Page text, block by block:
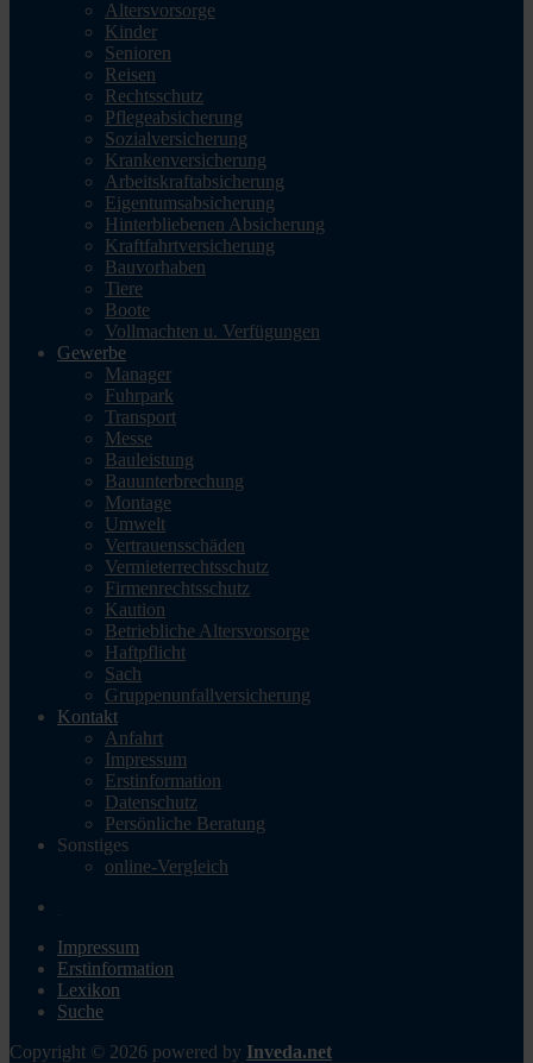
Altersvorsorge
Kinder
Senioren
Reisen
Rechtsschutz
Pflegeabsicherung
Sozialversicherung
Krankenversicherung
Arbeitskraftabsicherung
Eigentumsabsicherung
Hinterbliebenen Absicherung
Kraftfahrtversicherung
Bauvorhaben
Tiere
Boote
Vollmachten u. Verfügungen
Gewerbe
Manager
Fuhrpark
Transport
Messe
Bauleistung
Bauunterbrechung
Montage
Umwelt
Vertrauensschäden
Vermieterrechtsschutz
Firmenrechtsschutz
Kaution
Betriebliche Altersvorsorge
Haftpflicht
Sach
Gruppenunfallversicherung
Kontakt
Anfahrt
Impressum
Erstinformation
Datenschutz
Persönliche Beratung
Sonstiges
online-Vergleich
Impressum
Erstinformation
Lexikon
Suche
Copyright © 2026 powered by Inveda.net